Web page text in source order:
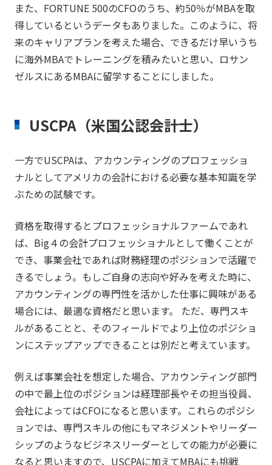
また、FORTUNE 500のCFOのうち、約50％がMBAを取
得しているというデータもありました。このように、将
来のキャリアプランを考えた場合、できるだけ早いうち
に海外MBAでトレーニングを積みたいと思い、ロサン
ゼルスにあるMBAに留学することにしました。
USCPA（米国公認会計士）
一方でUSCPAは、アカウンティングのプロフェッショ
ナルとしてアメリカの会計における必要な基本知識を学
ぶための試験です。
資格を取得するとプロフェッショナルファームであれ
ば、Big４の会計プロフェッショナルとして働くことが
でき、事業会社であれば財務経理のポジションで活躍で
きるでしょう。もしご自身の志向や好みを考えた時に、
アカウンティングの専門性を活かした仕事に興味がある
場合には、最適な資格だと思います。 ただ、専門スキ
ルがあることと、そのフィールドでより上位のポジショ
ンにステップアップできることは別だと考えています。
例えば事業会社を想定した場合、アカウンティング部門
の中で最上位のポジションは経理部長やその担当役員、
会社によってはCFOになると思います。これらのポジシ
ョンでは、専門スキルの他にもマネジメントやリーダー
シップのようなビジネスリーダーとしての能力が必要に
なると思いますので、USCPAに加えてMBAにも挑戦